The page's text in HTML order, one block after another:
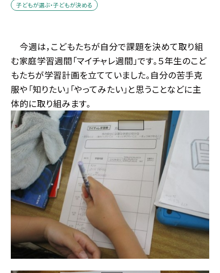
子どもが選ぶ・子どもが決める
今週は，こどもたちが自分で課題を決めて取り組
む家庭学習週間「マイチャレ週間」です。５年生のこど
もたちが学習計画を立てていました。自分の苦手克
服や「知りたい」「やってみたい」と思うことなどに主
体的に取り組みます。